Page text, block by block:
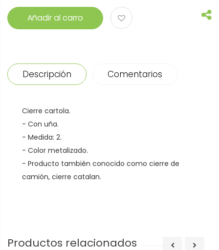
Añadir al carro
Descripción Comentarios
Cierre cartola.
- Con uña.
- Medida: 2.
- Color metalizado.
- Producto también conocido como cierre de
camión, cierre catalan.
Productos relacionados